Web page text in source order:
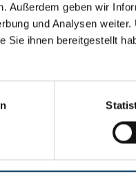
Außerdem geben wir
und Analysen
Sie ihnen bereitgestellt